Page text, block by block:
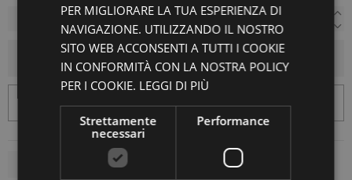
AGGIUNGI AL CARRELLO
PER MIGLIORARE LA TUA ESPERIENZA DI
NAVIGAZIONE. UTILIZZANDO IL NOSTRO
SITO WEB ACCONSENTI A TUTTI I COOKIE
IN CONFORMITÀ CON LA NOSTRA POLICY
PER I COOKIE. LEGGI DI PIÙ
Strettamente
necessari
Performance